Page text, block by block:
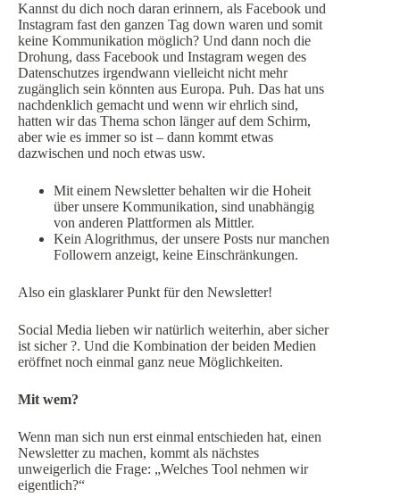
Kannst du dich noch daran erinnern, als Facebook und
Instagram fast den ganzen Tag down waren und somit
keine Kommunikation möglich? Und dann noch die
Drohung, dass Facebook und Instagram wegen des
Datenschutzes irgendwann vielleicht nicht mehr
zugänglich sein könnten aus Europa. Puh. Das hat uns
nachdenklich gemacht und wenn wir ehrlich sind,
hatten wir das Thema schon länger auf dem Schirm,
aber wie es immer so ist – dann kommt etwas
dazwischen und noch etwas usw.
Mit einem Newsletter behalten wir die Hoheit
über unsere Kommunikation, sind unabhängig
von anderen Plattformen als Mittler.
Kein Alogrithmus, der unsere Posts nur manchen
Followern anzeigt, keine Einschränkungen.
Also ein glasklarer Punkt für den Newsletter!
Social Media lieben wir natürlich weiterhin, aber sicher
ist sicher ?. Und die Kombination der beiden Medien
eröffnet noch einmal ganz neue Möglichkeiten.
Mit wem?
Wenn man sich nun erst einmal entschieden hat, einen
Newsletter zu machen, kommt als nächstes
unweigerlich die Frage: „Welches Tool nehmen wir
eigentlich?“